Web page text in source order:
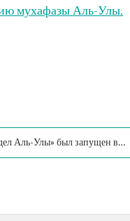
мухафазы Аль-Улы.
Аль-Улы» был запущен в…